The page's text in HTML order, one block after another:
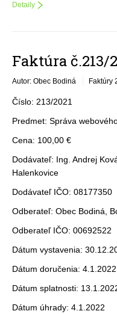
Detaily
Faktúra č.213/
Autor: Obec Bodiná Faktúry
Číslo: 213/2021
Predmet: Správa
Cena: 100,00 €
Dodávateľ: Ing. Andrej
Halenkovice
Dodávateľ IČO: 08177350
Odberateľ: Obec Bodiná,
Odberateľ IČO: 00692522
Dátum vystavenia:
Dátum doručenia: 4.1.2022
Dátum splatnosti:
Dátum úhrady: 4.1.2022